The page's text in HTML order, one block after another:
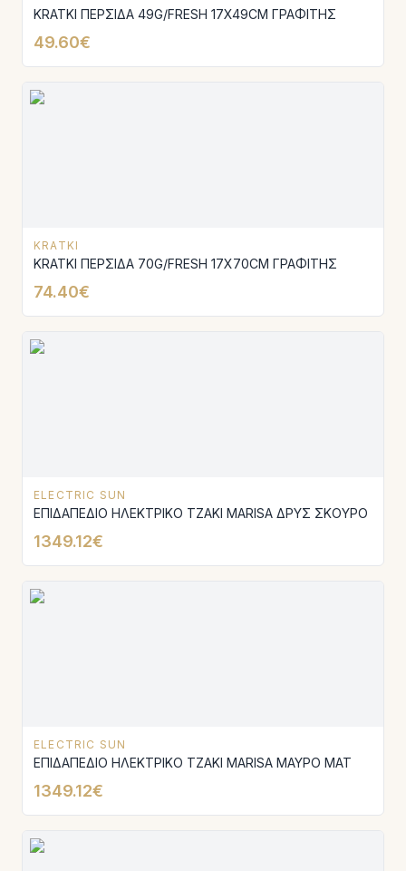
KRATKI ΠΕΡΣΙΔΑ 49G/FRESH 17X49CM ΓΡΑΦΙΤΗΣ
49.60€
KRATKI
KRATKI ΠΕΡΣΙΔΑ 70G/FRESH 17X70CM ΓΡΑΦΙΤΗΣ
74.40€
ELECTRIC SUN
ΕΠΙΔΑΠΕΔΙΟ ΗΛΕΚΤΡΙΚΟ ΤΖΑΚΙ MARISA ΔΡΥΣ ΣΚΟΥΡΟ
1349.12€
ELECTRIC SUN
ΕΠΙΔΑΠΕΔΙΟ ΗΛΕΚΤΡΙΚΟ ΤΖΑΚΙ MARISA ΜΑΥΡΟ MAT
1349.12€